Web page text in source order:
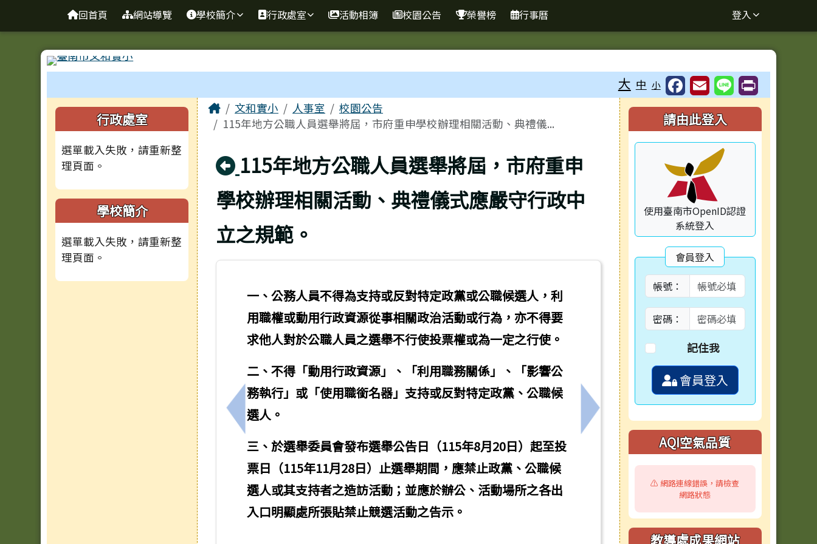
台南市文和實小
回首頁 網站導覽 學校簡介 行政處室 活動相簿 校園公告 榮譽榜 行事曆 登入
大 中 小
左邊區域內容
行政處室
選單載入失敗，請重新整
理頁面。
學校簡介
選單載入失敗，請重新整
理頁面。
主內容區域
Home文和實小 人事室
校園公告
115年地方公職人員選舉將屆，市府重申學校辦理相關活動、典禮儀...
回上頁
115年地方公職人員選舉將屆，市府重申
學校辦理相關活動、典禮儀式應嚴守行政中
立之規範。
上一筆：115年員工協助方案服務宣導
一、公務人員不得為支持或反對特定政黨或公職候選人，利
用職權或動用行政資源從事相關政治活動或行為，亦不得要
求他人對於公職人員之選舉不行使投票權或為一定之行使。
二、不得「動用行政資源」、「利用職務關係」、「影響公
務執行」或「使用職銜名器」支持或反對特定政黨、公職候
選人。
三、於選舉委員會發布選舉公告日（115年8月20日）起至投
票日（115年11月28日）止選舉期間，應禁止政黨、公職候
選人或其支持者之造訪活動；並應於辦公、活動場所之各出
入口明顯處所張貼禁止競選活動之告示。
下一筆：轉知「臺南市政府教育局特約心理諮
右邊區域內容
請由此登入
使用臺南市OpenID認證
系統登入
會員登入
帳號：
密碼：
記住我
會員登入
AQI空氣品質
⚠️ 網路連線錯誤，請檢查
網路狀態
教導處成果網站
頁尾區域